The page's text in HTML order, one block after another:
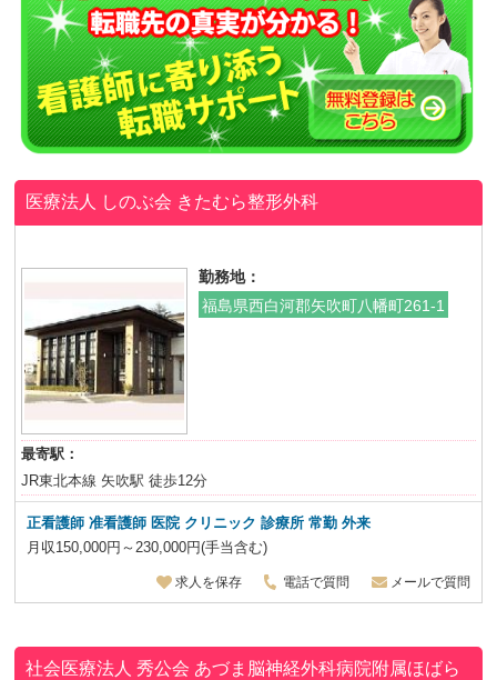
医療法人 しのぶ会 きたむら整形外科
勤務地：
福島県西白河郡矢吹町八幡町261-1
最寄駅：
JR東北本線 矢吹駅 徒歩12分
正看護師 准看護師 医院 クリニック 診療所 常勤 外来
月収150,000円～230,000円(手当含む)
求人を保存 電話で質問 メールで質問
社会医療法人 秀公会 あづま脳神経外科病院附属ほばら